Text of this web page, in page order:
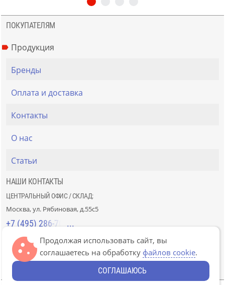
ПОКУПАТЕЛЯМ
Продукция
Бренды
Оплата и доставка
Контакты
О нас
Статьи
НАШИ КОНТАКТЫ
ЦЕНТРАЛЬНЫЙ ОФИС / СКЛАД:
Москва, ул. Рябиновая, д.55с5
+7 (495) 286-70-40
СТРОЙРЫНОК «СЛАВЯНСКИЙ МИР»:
Москва, 41км МКАД, пав. Г-14/7-8 и Д-14/7-8
+7 (499) 226-74-18
Продолжая использовать сайт, вы
соглашаетесь на обработку файлов cookie.
СОГЛАШАЮСЬ